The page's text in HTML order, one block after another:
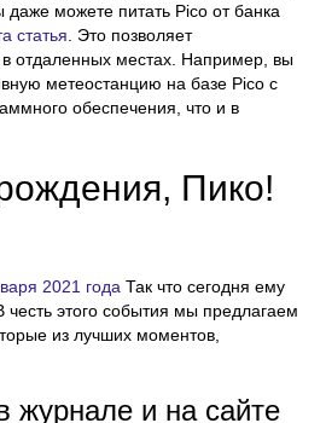
даже можете питать Pico от банка
статья . Это позволяет
в отдаленных местах. Например, вы
метеостанцию на базе Pico с
обеспечения, что и в
Пико!
2021 года Так что сегодня ему
честь этого события мы предлагаем
из лучших моментов,
журнале и на сайте